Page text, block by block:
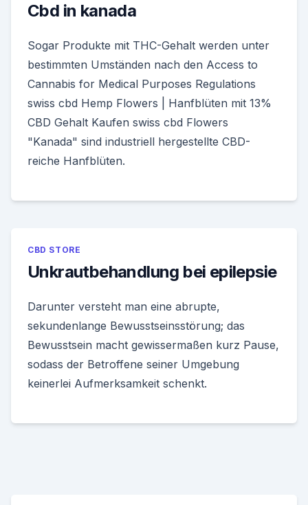
Cbd in kanada
Sogar Produkte mit THC-Gehalt werden unter
bestimmten Umständen nach den Access to
Cannabis for Medical Purposes Regulations
swiss cbd Hemp Flowers | Hanfblüten mit 13%
CBD Gehalt Kaufen swiss cbd Flowers
"Kanada" sind industriell hergestellte CBD-
reiche Hanfblüten.
CBD STORE
Unkrautbehandlung bei epilepsie
Darunter versteht man eine abrupte,
sekundenlange Bewusstseinsstörung; das
Bewusstsein macht gewissermaßen kurz Pause,
sodass der Betroffene seiner Umgebung
keinerlei Aufmerksamkeit schenkt.